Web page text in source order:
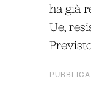
ha già
Ue,